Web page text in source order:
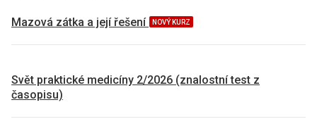
Mazová zátka a její řešení NOVÝ KURZ
Svět praktické medicíny 2/2026 (znalostní test z
časopisu)